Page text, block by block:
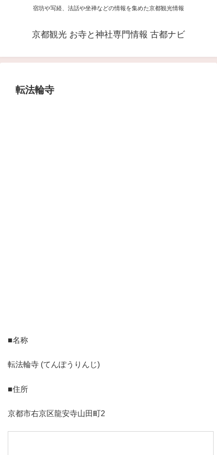
宿坊や写経、法話や坐禅などの情報を集めた京都観光情報
京都観光 お寺と神社専門情報 古都ナビ
転法輪寺
■名称
転法輪寺 (てんぽうりんじ)
■住所
京都市右京区龍安寺山田町2